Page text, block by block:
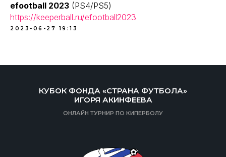
efootball 2023 (PS4/PS5)
https://keeperball.ru/efootball2023
2023-06-27 19:13
КУБОК ФОНДА «СТРАНА ФУТБОЛА»
ИГОРЯ АКИНФЕЕВА
ОНЛАЙН ТУРНИР ПО КИПЕРБОЛУ